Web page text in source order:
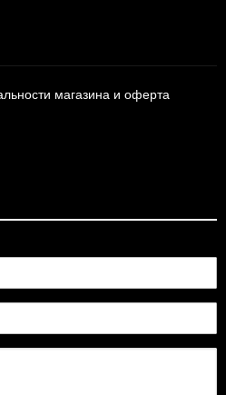
магазина и оферта